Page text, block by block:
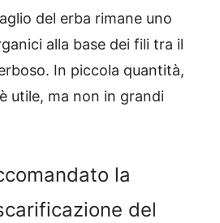
del erba rimane uno
alla base dei fili tra il
In piccola quantità,
utile, ma non in grandi
la
del